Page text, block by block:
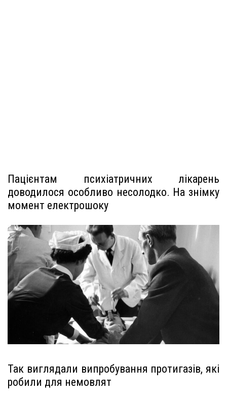
Пацієнтам психіатричних лікарень
доводилося особливо несолодко. На знімку
момент електрошоку
Так виглядали випробування протигазів, які
робили для немовлят